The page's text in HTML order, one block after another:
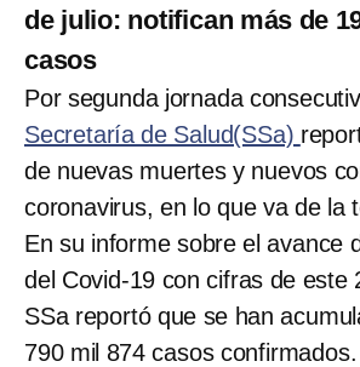
de julio: notifican más de
casos
Por segunda jornada
Secretaría de Salud(SSa)
de nuevas muertes y nuevos
coronavirus, en lo que va de la
En su informe sobre el avance
del Covid-19 con cifras de este
SSa reportó que se han
790 mil 874 casos confirmados.